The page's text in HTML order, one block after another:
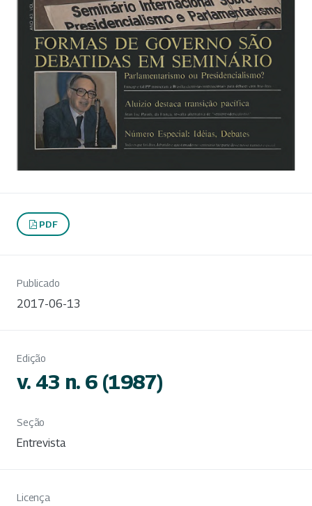
PDF
Publicado
2017-06-13
Edição
v. 43 n. 6 (1987)
Seção
Entrevista
Licença